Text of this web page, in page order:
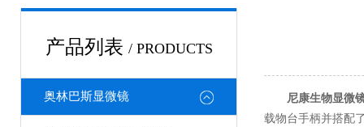
产品列表 / PRODUCTS
奥林巴斯显微镜
尼康生物显微
载物台手柄并搭配